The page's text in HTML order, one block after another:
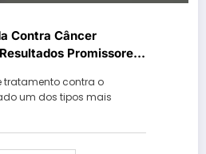
Contra Câncer
Promissores
tratamento contra o
um dos tipos mais